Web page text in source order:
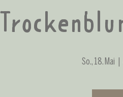
So., 18. Mai